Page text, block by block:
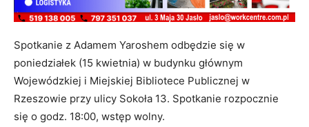
Spotkanie z Adamem Yaroshem odbędzie się w
poniedziałek (15 kwietnia) w budynku głównym
Wojewódzkiej i Miejskiej Bibliotece Publicznej w
Rzeszowie przy ulicy Sokoła 13. Spotkanie rozpocznie
się o godz. 18:00, wstęp wolny.